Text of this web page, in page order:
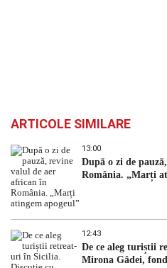
ARTICOLE SIMILARE
13:00
După o zi de
România. „Marți
12:43
De ce aleg turiștii
Mirona Gâdei,